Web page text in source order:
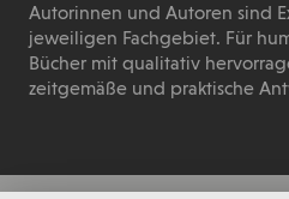
Autorinnen und Autoren sind
jeweiligen Fachgebiet. Für
Bücher mit qualitativ
zeitgemäße und praktische